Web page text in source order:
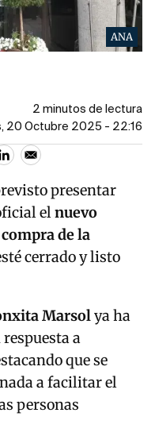
ANA
2 minutos de lectura
20 Octubre 2025 - 22:16
presentar
elnuevo
de la
cerrado y listo
Marsolya ha
a
que se
a facilitar el
personas